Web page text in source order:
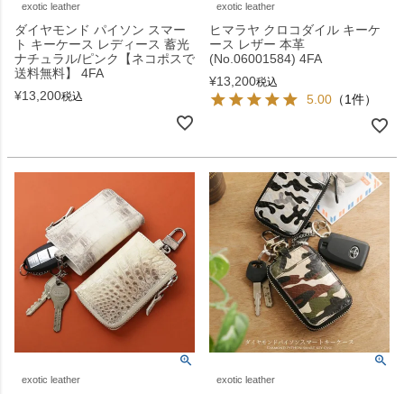
exotic leather
ダイヤモンド パイソン スマー
ト キーケース レディース 蓄光
ナチュラル/ピンク【ネコポスで
送料無料】 4FA
¥13,200税込
exotic leather
ヒマラヤ クロコダイル キーケ
ース レザー 本革
(No.06001584) 4FA
¥13,200税込
5.00 （1件）
exotic leather exotic leather